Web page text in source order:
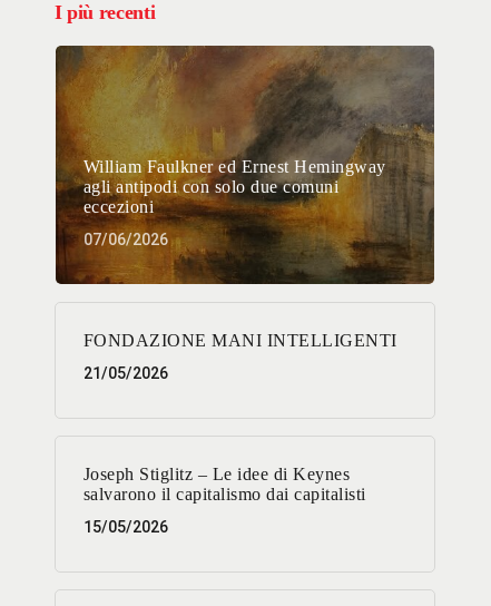
I più recenti
William Faulkner ed Ernest Hemingway
agli antipodi con solo due comuni
eccezioni
07/06/2026
FONDAZIONE MANI INTELLIGENTI
21/05/2026
Joseph Stiglitz – Le idee di Keynes
salvarono il capitalismo dai capitalisti
15/05/2026